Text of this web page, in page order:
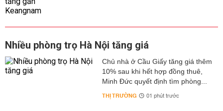
Nhiều phòng trọ Hà Nội tăng giá
Chủ nhà ở Cầu Giấy tăng giá thêm
10% sau khi hết hợp đồng thuê,
Minh Đức quyết định tìm phòng...
THỊ TRƯỜNG 01 phút trước